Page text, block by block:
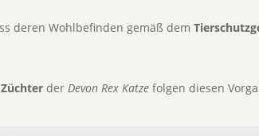
deren Wohlbefinden gemäß dem
der Devon Rex Katze folgen diesen